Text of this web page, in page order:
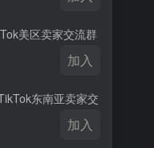
美区卖家交流群
加入
东南亚卖家交
加入